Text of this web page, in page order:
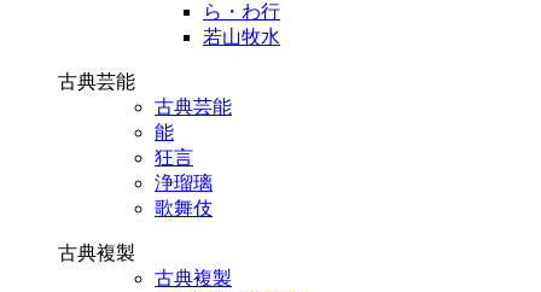
ら・わ行
若山牧水
古典芸能
古典芸能
能
狂言
浄瑠璃
歌舞伎
古典複製
古典複製